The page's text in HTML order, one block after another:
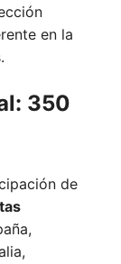
en la
350
de